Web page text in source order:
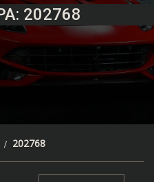
202768
202768